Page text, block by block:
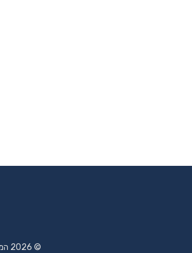
© 2026 המרכז להורות משמעותית. קבלת קהל: א' - ה' 08:30-16:30 | רחוב ניסן 11, רובע י"ב אשדוד - טלפון: